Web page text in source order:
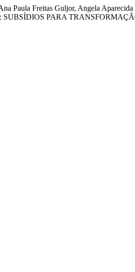
Paula Freitas Guljor, Angela
PARA